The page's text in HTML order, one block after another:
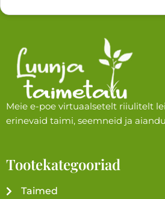
.
.
Meie e-poe virtuaalsetelt riiulitelt
erinevaid taimi, seemneid ja
Tootekategooriad
Taimed